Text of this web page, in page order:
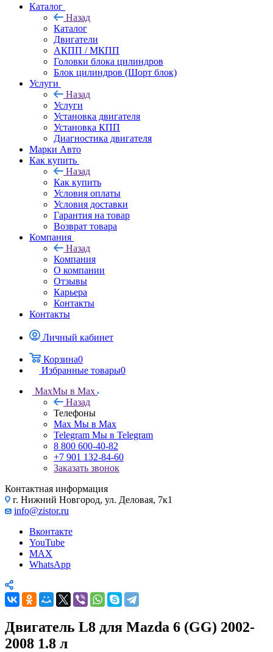
Каталог
Назад
Каталог
Двигатели
АКПП / МКПП
Головки блока цилиндров
Блок цилиндров (Шорт блок)
Услуги
Назад
Услуги
Установка двигателя
Установка КПП
Диагностика двигателя
Марки Авто
Как купить
Назад
Как купить
Условия оплаты
Условия доставки
Гарантия на товар
Возврат товара
Компания
Назад
Компания
О компании
Отзывы
Карьера
Контакты
Контакты
Личный кабинет
Корзина0
Избранные товары0
MaxМы в Max
Назад
Телефоны
Max Мы в Max
Telegram Мы в Telegram
8 800 600-40-82
+7 901 132-84-60
Заказать звонок
Контактная информация
г. Нижний Новгород, ул. Деловая, 7к1
info@zistor.ru
Вконтакте
YouTube
MAX
WhatsApp
Двигатель L8 для Mazda 6 (GG) 2002-
2008 1.8 л